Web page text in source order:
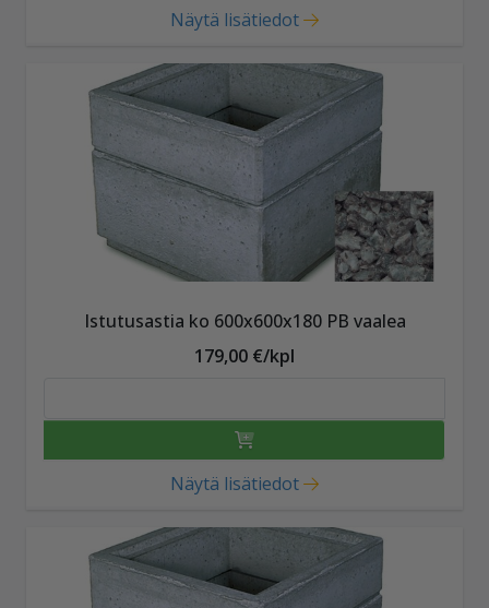
Näytä lisätiedot
Istutusastia ko 600x600x180 PB vaalea
179,00 €/kpl
Näytä lisätiedot